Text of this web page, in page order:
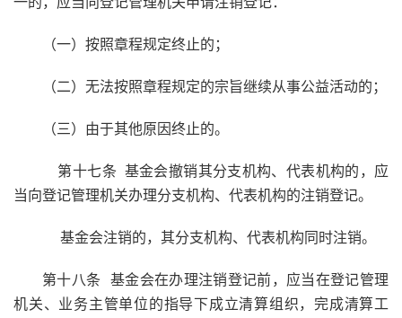
（一）按照章程规定终止的；
（二）无法按照章程规定的宗旨继续从事公益活动的；
（三）由于其他原因终止的。
第十七条 基金会撤销其分支机构、代表机构的，应
当向登记管理机关办理分支机构、代表机构的注销登记。
基金会注销的，其分支机构、代表机构同时注销。
第十八条 基金会在办理注销登记前，应当在登记管理
机关、业务主管单位的指导下成立清算组织，完成清算工